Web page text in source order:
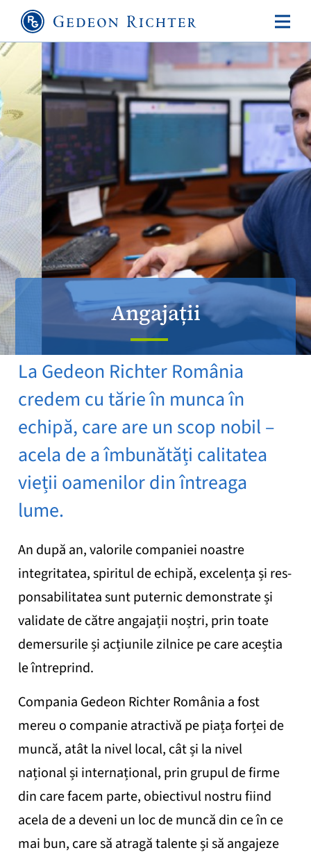
Angajații
La Gedeon Richter România
credem cu tărie în munca în
echipă, care are un scop nobil –
acela de a îmbunătăți calitatea
vieții oamenilor din întreaga
lume.
An după an, valorile companiei noastre
integritatea, spiritul de echipă, excelența și res­
ponsabilitatea sunt puternic demonstrate și
validate de către angajații noștri, prin toate
demersurile și acțiunile zilnice pe care aceștia
le întreprind.
Compania Ge­deon Richter România a fost
mereu o companie atractivă pe piața forței de
muncă, atât la nivel local, cât și la nivel
național și internațional, prin grupul de firme
din care facem parte, obiectivul nostru fiind
acela de a deveni un loc de muncă din ce în ce
mai bun, care să atragă talente și să angajeze